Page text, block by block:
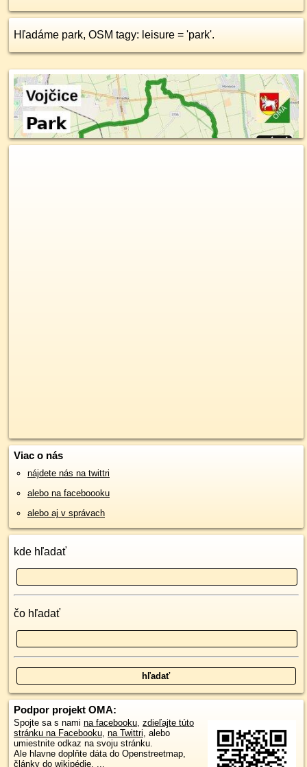
Hľadáme park, OSM tagy: leisure = 'park'.
Viac o nás
nájdete nás na twittri
alebo na faceboooku
alebo aj v správach
kde hľadať
čo hľadať
Podpor projekt OMA:
Spojte sa s nami na facebooku, zdieľajte túto
stránku na Facebooku, na Twittri, alebo
umiestnite odkaz na svoju stránku.
Ale hlavne doplňte dáta do Openstreetmap,
články do wikipédie, ...